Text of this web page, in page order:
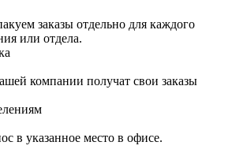
заказы отдельно для каждого
или отдела.
компании получат свои заказы
в указанное место в офисе.